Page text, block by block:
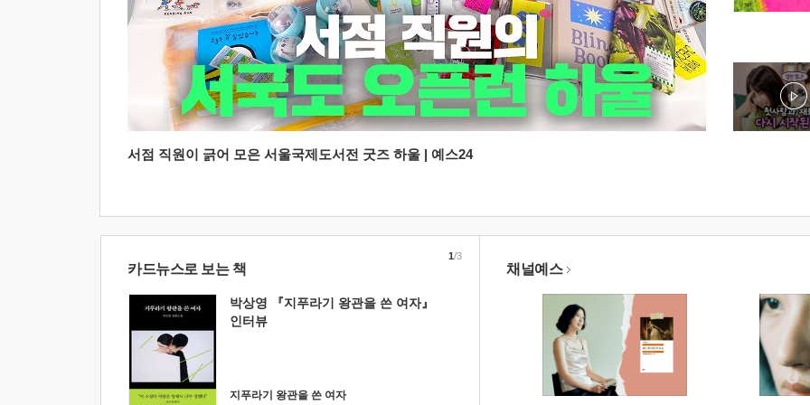
서점 직원이 긁어 모은 서울국제도서전 굿즈 하울 | 예스24
카드뉴스로 보는 책
박상영 『지푸라기 왕관을 쓴 여자』
인터뷰
지푸라기 왕관을 쓴 여자
1/3
채널예스